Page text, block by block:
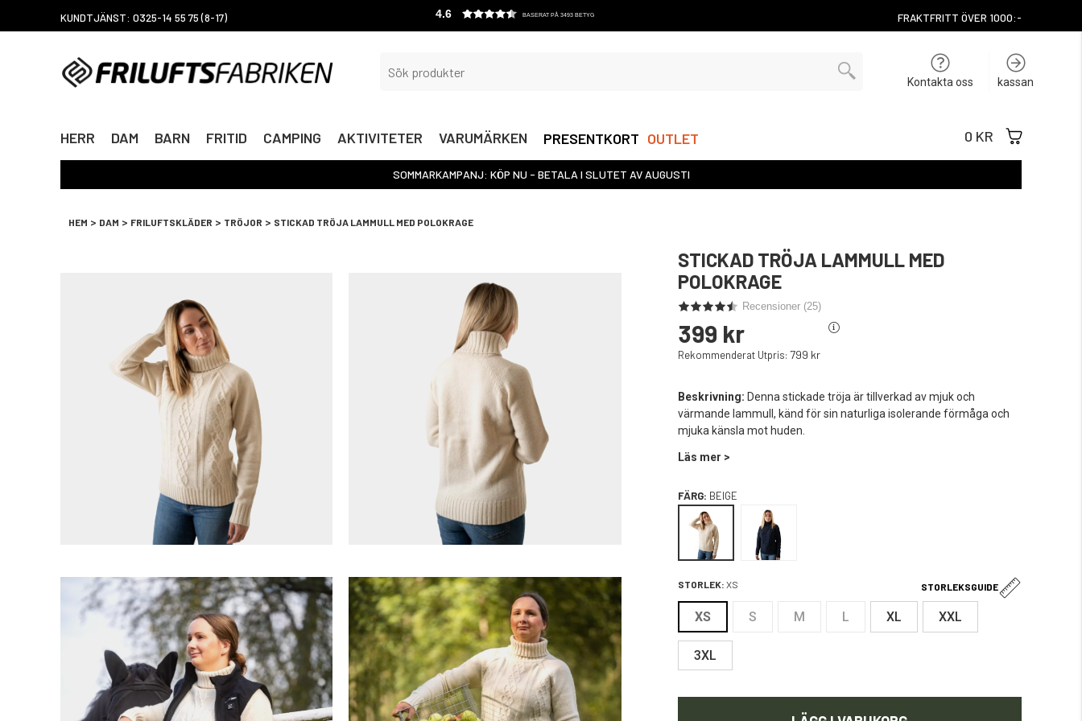
KUNDTJÄNST: 0325-14 55 75 (8-17) 4.6 BASERAT PÅ 3493 BETYG FRAKTFRITT ÖVER 1000:-
Kontakta oss kassan
HERR DAM BARN FRITID CAMPING AKTIVITETER VARUMÄRKEN PRESENTKORT OUTLET 0 KR
SOMMARKAMPANJ: KÖP NU - BETALA I SLUTET AV AUGUSTI
HEM > DAM > FRILUFTSKLÄDER > TRÖJOR > STICKAD TRÖJA LAMMULL MED POLOKRAGE
STICKAD TRÖJA LAMMULL MED
POLOKRAGE
Recensioner (25)
399 kr
Rekommenderat Utpris: 799 kr
Beskrivning: Denna stickade tröja är tillverkad av mjuk och
värmande lammull, känd för sin naturliga isolerande förmåga och
mjuka känsla mot huden.
Läs mer >
FÄRG: BEIGE
STORLEK: XS STORLEKSGUIDE
XS S M L XL XXL
3XL